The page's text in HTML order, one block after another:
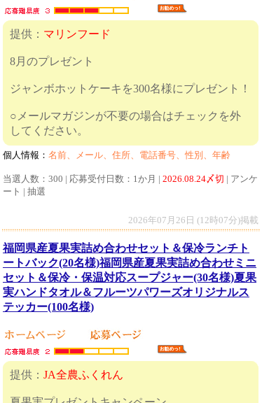
提供： マリンフード
8月のプレゼント
ジャンボホットケーキを300名様にプレゼント！
○メールマガジンが不要の場合はチェックを外
してください。
個人情報： 名前、メール、住所、電話番号、性別、年齢
当選人数：300 | 応募受付日数：1か月 | 2026.08.24〆切 | アンケ
ート | 抽選
2026年07月26日 (12時07分)掲載
福岡県産夏果実詰め合わせセット＆保冷ランチト
ートバック(20名様)福岡県産夏果実詰め合わせミニ
セット＆保冷・保温対応スープジャー(30名様)夏果
実ハンドタオル＆フルーツパワーズオリジナルス
テッカー(100名様)
提供： JA全農ふくれん